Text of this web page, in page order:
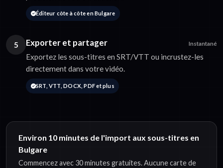
Éditeur côte à côte en Bulgare
5 Exporter et partager Instantané
Exportez les sous-titres en SRT/VTT ou incrustez-les
directement dans votre vidéo.
SRT, VTT, DOCX, PDF et plus
Environ 10 minutes de l'import aux sous-titres en
Bulgare
Commencez avec 30 minutes gratuites. Aucune carte de